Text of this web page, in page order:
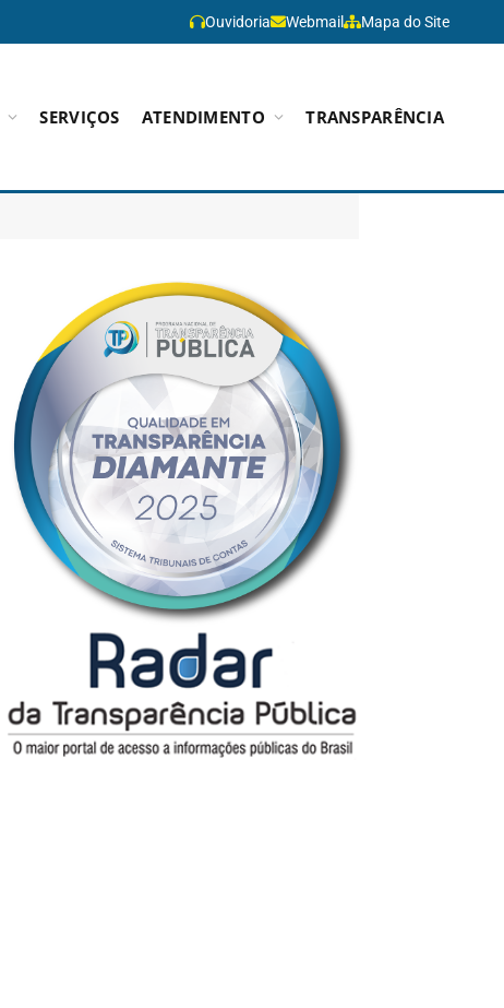
Ouvidoria Webmail Mapa do Site
SERVIÇOS ATENDIMENTO TRANSPARÊNCIA